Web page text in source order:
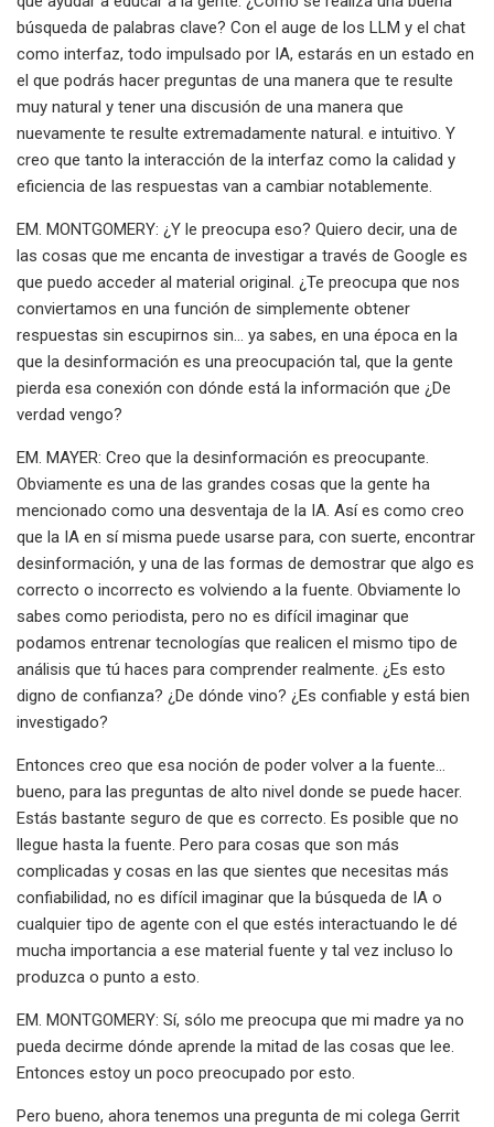
búsqueda de palabras clave? Con el auge de los LLM y el chat
como interfaz, todo impulsado por IA, estarás en un estado en
el que podrás hacer preguntas de una manera que te resulte
muy natural y tener una discusión de una manera que
nuevamente te resulte extremadamente natural. e intuitivo. Y
creo que tanto la interacción de la interfaz como la calidad y
eficiencia de las respuestas van a cambiar notablemente.
EM. MONTGOMERY: ¿Y le preocupa eso? Quiero decir, una de
las cosas que me encanta de investigar a través de Google es
que puedo acceder al material original. ¿Te preocupa que nos
conviertamos en una función de simplemente obtener
respuestas sin escupirnos sin... ya sabes, en una época en la
que la desinformación es una preocupación tal, que la gente
pierda esa conexión con dónde está la información que ¿De
verdad vengo?
EM. MAYER: Creo que la desinformación es preocupante.
Obviamente es una de las grandes cosas que la gente ha
mencionado como una desventaja de la IA. Así es como creo
que la IA en sí misma puede usarse para, con suerte, encontrar
desinformación, y una de las formas de demostrar que algo es
correcto o incorrecto es volviendo a la fuente. Obviamente lo
sabes como periodista, pero no es difícil imaginar que
podamos entrenar tecnologías que realicen el mismo tipo de
análisis que tú haces para comprender realmente. ¿Es esto
digno de confianza? ¿De dónde vino? ¿Es confiable y está bien
investigado?
Entonces creo que esa noción de poder volver a la fuente...
bueno, para las preguntas de alto nivel donde se puede hacer.
Estás bastante seguro de que es correcto. Es posible que no
llegue hasta la fuente. Pero para cosas que son más
complicadas y cosas en las que sientes que necesitas más
confiabilidad, no es difícil imaginar que la búsqueda de IA o
cualquier tipo de agente con el que estés interactuando le dé
mucha importancia a ese material fuente y tal vez incluso lo
produzca o punto a esto.
EM. MONTGOMERY: Sí, sólo me preocupa que mi madre ya no
pueda decirme dónde aprende la mitad de las cosas que lee.
Entonces estoy un poco preocupado por esto.
Pero bueno, ahora tenemos una pregunta de mi colega Gerrit